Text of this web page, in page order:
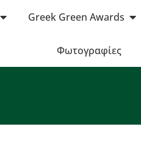
Greek Green Awards
Φωτογραφίες